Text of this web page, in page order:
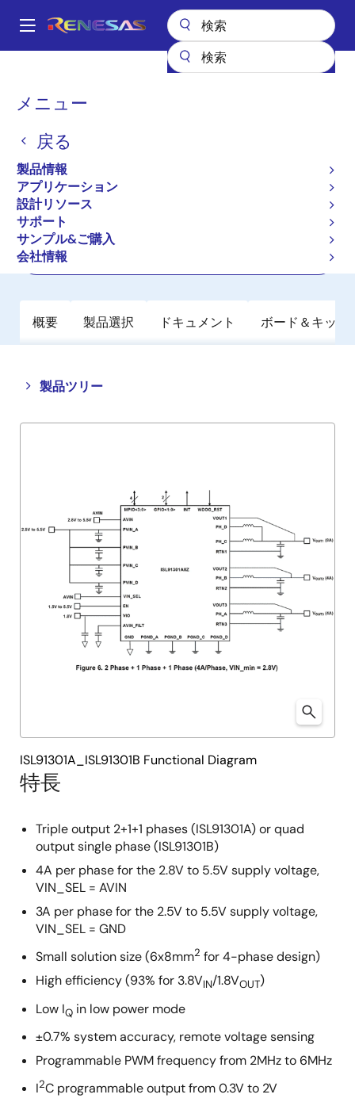
ン
Main
メニュー
戻る
製品情報
アプリケーション
設計リソース
サポート
サンプル&ご購入
会社情報
パ
く
ず
パワー & パワーマネジメント
ISL91301B
アクティブ
Quad Output Power Management IC
概要 製品選択 ドキュメント ボード＆キット
製品ツリー
Close
tree
Open
tree
特長
Triple output 2+1+1 phases (ISL91301A) or quad
output single phase (ISL91301B)
4A per phase for the 2.8V to 5.5V supply voltage,
VIN_SEL = AVIN
3A per phase for the 2.5V to 5.5V supply voltage,
VIN_SEL = GND
Small solution size (6x8mm2 for 4-phase design)
High efficiency (93% for 3.8VIN/1.8VOUT)
Low IQ in low power mode
±0.7% system accuracy, remote voltage sensing
Programmable PWM frequency from 2MHz to 6MHz
I2C programmable output from 0.3V to 2V
ISL91301A_ISL91301B Functional Diagram